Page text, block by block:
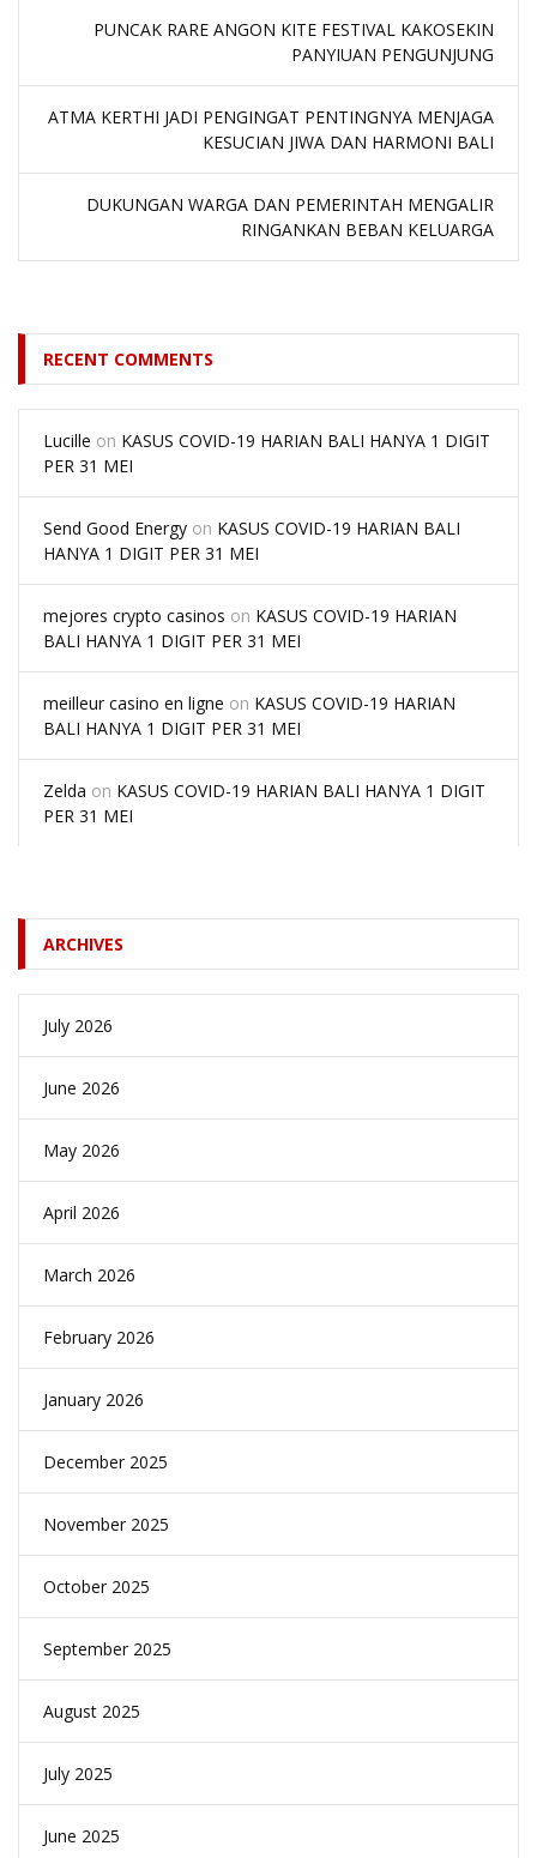
PUNCAK RARE ANGON KITE FESTIVAL KAKOSEKIN
PANYIUAN PENGUNJUNG
ATMA KERTHI JADI PENGINGAT PENTINGNYA MENJAGA
KESUCIAN JIWA DAN HARMONI BALI
DUKUNGAN WARGA DAN PEMERINTAH MENGALIR
RINGANKAN BEBAN KELUARGA
RECENT COMMENTS
Lucille on KASUS COVID-19 HARIAN BALI HANYA 1 DIGIT
PER 31 MEI
Send Good Energy on KASUS COVID-19 HARIAN BALI
HANYA 1 DIGIT PER 31 MEI
mejores crypto casinos on KASUS COVID-19 HARIAN
BALI HANYA 1 DIGIT PER 31 MEI
meilleur casino en ligne on KASUS COVID-19 HARIAN
BALI HANYA 1 DIGIT PER 31 MEI
Zelda on KASUS COVID-19 HARIAN BALI HANYA 1 DIGIT
PER 31 MEI
ARCHIVES
July 2026
June 2026
May 2026
April 2026
March 2026
February 2026
January 2026
December 2025
November 2025
October 2025
September 2025
August 2025
July 2025
June 2025